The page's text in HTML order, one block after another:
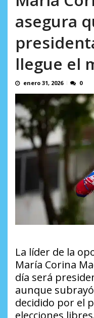
asegura
llegue el
enero 31, 2026 0
La líder de la
María Corina
día será
aunque
decidido por el